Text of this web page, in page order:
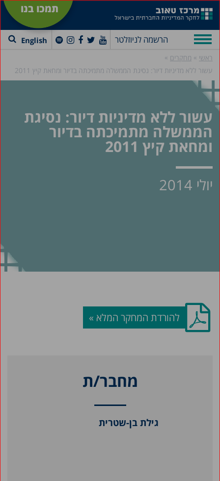
תמכו בנו
הרשמה לניוזלטר English
ראשי » מחקרים »
עשור ללא מדיניות דיור: נסיגת הממשלה מתמיכתה בדיור ומחאת קיץ 2011
עשור ללא מדיניות דיור: נסיגת
הממשלה מתמיכתה בדיור
ומחאת קיץ 2011
יולי 2014
להורדת המחקר המלא »
מחבר/ת
גילת בן-שטרית